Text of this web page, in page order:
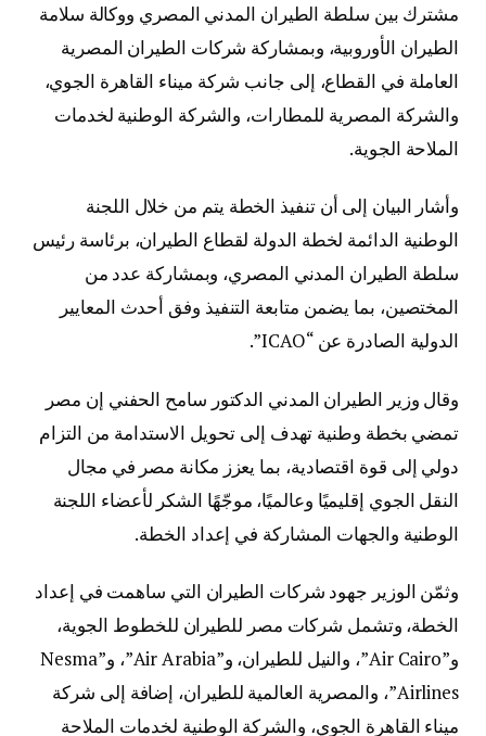
مشترك بين سلطة الطيران المدني المصري ووكالة سلامة
الطيران الأوروبية، وبمشاركة شركات الطيران المصرية
العاملة في القطاع، إلى جانب شركة ميناء القاهرة الجوي،
والشركة المصرية للمطارات، والشركة الوطنية لخدمات
الملاحة الجوية.
وأشار البيان إلى أن تنفيذ الخطة يتم من خلال اللجنة
الوطنية الدائمة لخطة الدولة لقطاع الطيران، برئاسة رئيس
سلطة الطيران المدني المصري، وبمشاركة عدد من
المختصين، بما يضمن متابعة التنفيذ وفق أحدث المعايير
الدولية الصادرة عن “ICAO”.
وقال وزير الطيران المدني الدكتور سامح الحفني إن مصر
تمضي بخطة وطنية تهدف إلى تحويل الاستدامة من التزام
دولي إلى قوة اقتصادية، بما يعزز مكانة مصر في مجال
النقل الجوي إقليميًا وعالميًا، موجّهًا الشكر لأعضاء اللجنة
الوطنية والجهات المشاركة في إعداد الخطة.
وثمّن الوزير جهود شركات الطيران التي ساهمت في إعداد
الخطة، وتشمل شركات مصر للطيران للخطوط الجوية،
و”Air Cairo”، والنيل للطيران، و”Air Arabia”، و”Nesma
Airlines”، والمصرية العالمية للطيران، إضافة إلى شركة
ميناء القاهرة الجوي، والشركة الوطنية لخدمات الملاحة